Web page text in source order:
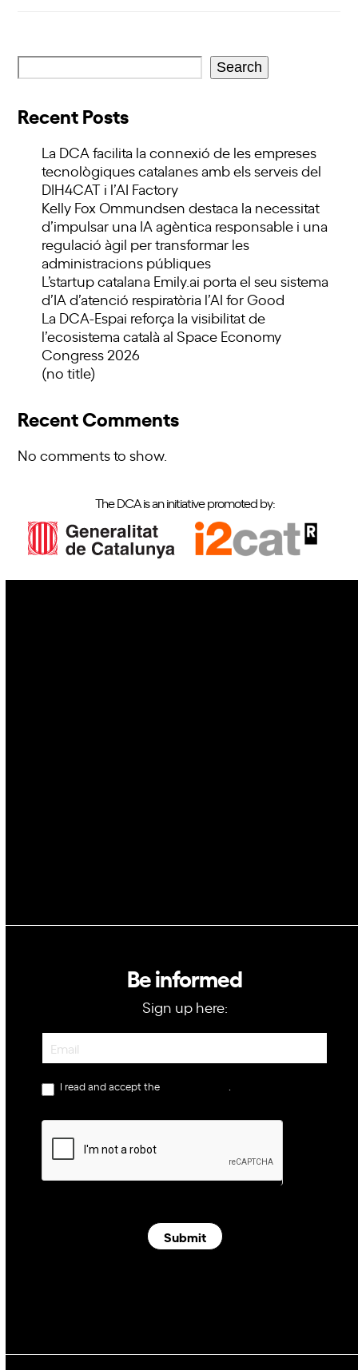
Search
Recent Posts
La DCA facilita la connexió de les empreses
tecnològiques catalanes amb els serveis del
DIH4CAT i l’AI Factory
Kelly Fox Ommundsen destaca la necessitat
d’impulsar una IA agèntica responsable i una
regulació àgil per transformar les
administracions públiques
L’startup catalana Emily.ai porta el seu sistema
d’IA d’atenció respiratòria l’AI for Good
La DCA-Espai reforça la visibilitat de
l’ecosistema català al Space Economy
Congress 2026
(no title)
Recent Comments
No comments to show.
The DCA is an initiative promoted by:
Be informed
Sign up here:
Newsletter
I read and accept the
Submit